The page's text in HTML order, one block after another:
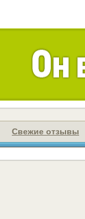
Свежие отзывы